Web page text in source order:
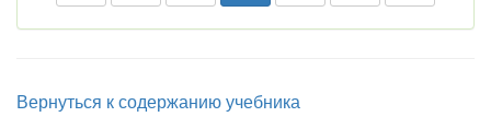
Вернуться к содержанию учебника